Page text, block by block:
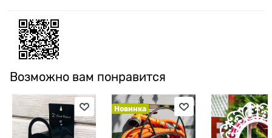
Возможно вам понравится
Новинка